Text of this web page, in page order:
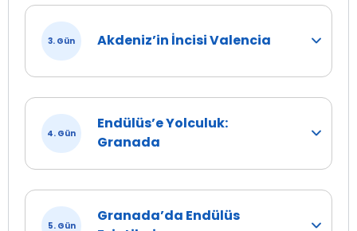
3. Gün Akdeniz’in İncisi Valencia
4. Gün
Endülüs’e Yolculuk:
Granada
5. Gün
Granada’da Endülüs